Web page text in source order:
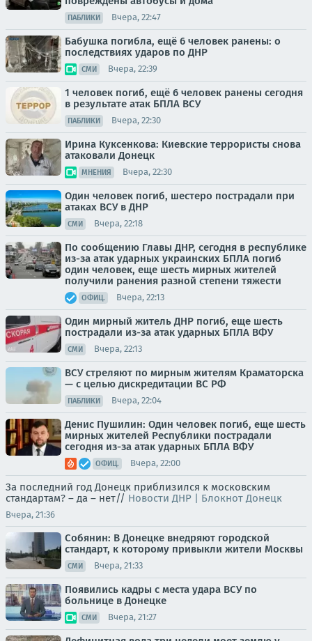
ПАБЛИКИ Вчера, 22:47
Бабушка погибла, ещё 6 человек ранены: о
последствиях ударов по ДНР
СМИ Вчера, 22:39
1 человек погиб, ещё 6 человек ранены сегодня
в результате атак БПЛА ВСУ
ПАБЛИКИ Вчера, 22:30
Ирина Куксенкова: Киевские террористы снова
атаковали Донецк
МНЕНИЯ Вчера, 22:30
Один человек погиб, шестеро пострадали при
атаках ВСУ в ДНР
СМИ Вчера, 22:18
По сообщению Главы ДНР, сегодня в республике
из-за атак ударных украинских БПЛА погиб
один человек, еще шесть мирных жителей
получили ранения разной степени тяжести
ОФИЦ. Вчера, 22:13
Один мирный житель ДНР погиб, еще шесть
пострадали из-за атак ударных БПЛА ВФУ
СМИ Вчера, 22:13
ВСУ стреляют по мирным жителям Краматорска
— с целью дискредитации ВС РФ
ПАБЛИКИ Вчера, 22:04
Денис Пушилин: Один человек погиб, еще шесть
мирных жителей Республики пострадали
сегодня из-за атак ударных БПЛА ВФУ
ОФИЦ. Вчера, 22:00
За последний год Донецк приблизился к московским
стандартам? – да – нет// Новости ДНР | Блокнот Донецк
Вчера, 21:36
Собянин: В Донецке внедряют городской
стандарт, к которому привыкли жители Москвы
СМИ Вчера, 21:33
Появились кадры с места удара ВСУ по
больнице в Донецке
СМИ Вчера, 21:27